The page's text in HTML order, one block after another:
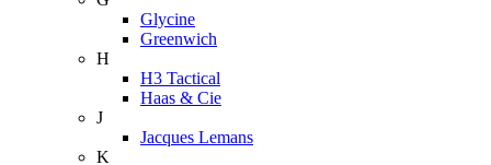
Glycine
Greenwich
H
H3 Tactical
Haas & Cie
J
Jacques Lemans
K